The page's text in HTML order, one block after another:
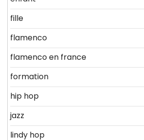
fille
flamenco
flamenco en france
formation
hip hop
jazz
lindy hop